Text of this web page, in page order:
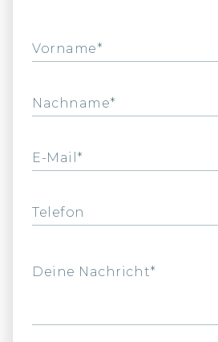
Vorname*
Nachname*
E-Mail*
Telefon
Deine Nachricht*